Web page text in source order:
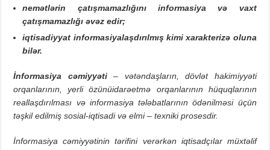
nemətlərin çatışmamazlığını informasiya və vaxt
çatışmamazlığı əvəz edir;
iqtisadiyyat informasiyalaşdırılmış kimi xarakterizə oluna
bilər.
İnformasiya cəmiyyəti– vətəndaşların, dövlət hakimiyyəti
orqanlarının, yerli özünüidarəetmə orqanlarının hüquqlarının
reallaşdırılması və informasiya tələbatlarının ödənilməsi üçün
təşkil edilmiş sosial-iqtisadi və elmi – texniki prosesdir.
İnformasiya cəmiyyətinin tərifini verərkən iqtisadçılar müxtəlif